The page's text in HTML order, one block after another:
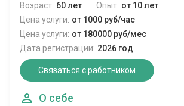
Возраст: 60 лет Опыт: от 10 лет
Цена услуги: от 1000 руб/час
Цена услуги: от 180000 руб/мес
Дата регистрации: 2026 год
Связаться с работником
О себе